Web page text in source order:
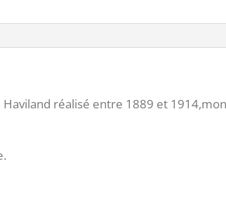
réalisé entre 1889 et